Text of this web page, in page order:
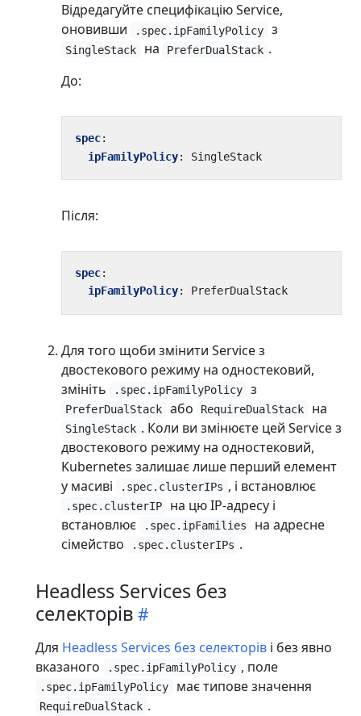
Відредагуйте специфікацію Service,
оновивши
.spec.ipFamilyPolicy з
SingleStack на PreferDualStack .
До:
spec:
ipFamilyPolicy: SingleStack
Після:
spec:
ipFamilyPolicy: PreferDualStack
Для того щоби змінити Service з
двостекового режиму на одностековий,
змініть
.spec.ipFamilyPolicy з
PreferDualStack або RequireDualStack на
SingleStack . Коли ви змінюєте цей Service з
двостекового режиму на одностековий,
Kubernetes залишає лише перший елемент
у масиві
.spec.clusterIPs , і встановлює
.spec.clusterIP
на цю IP-адресу і
встановлює
.spec.ipFamilies
на адресне
сімейство
.spec.clusterIPs .
Headless Services без
селекторів
Для Headless Services без селекторів і без явно
вказаного
.spec.ipFamilyPolicy , поле
.spec.ipFamilyPolicy має типове значення
RequireDualStack .